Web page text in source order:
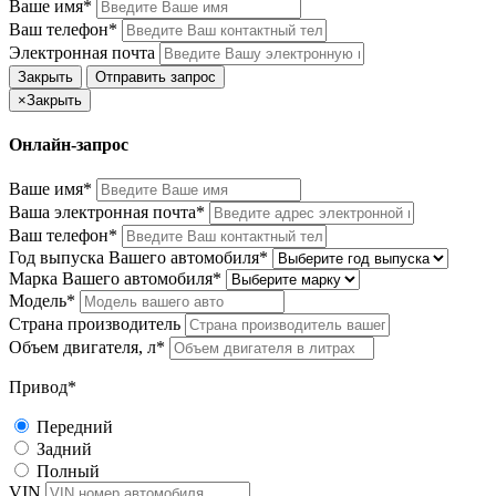
Ваше имя*
Ваш телефон*
Электронная почта
Закрыть
Отправить запрос
×Закрыть
Онлайн-запрос
Ваше имя*
Ваша электронная почта*
Ваш телефон*
Год выпуска Вашего автомобиля*
Марка Вашего автомобиля*
Модель*
Страна производитель
Объем двигателя, л*
Привод*
Передний
Задний
Полный